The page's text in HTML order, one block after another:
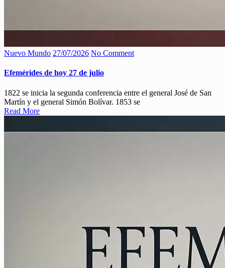
Nuevo Mundo 27/07/2026 No Comment
Efemérides de hoy 27 de julio
1822 se inicia la segunda conferencia entre el general José de San
Martín y el general Simón Bolívar. 1853 se
Read More